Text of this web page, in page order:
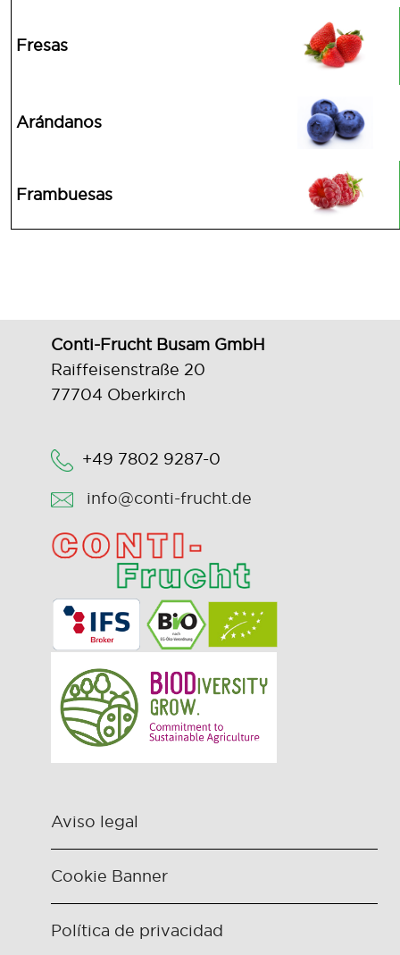
Fresas
Arándanos
Frambuesas
Conti-Frucht Busam GmbH
Raiffeisenstraße 20
77704 Oberkirch
+49 7802 9287-0
info@conti-frucht.de
Aviso legal
Cookie Banner
Política de privacidad